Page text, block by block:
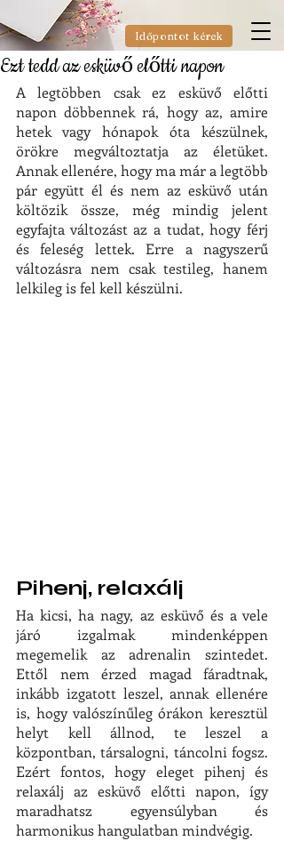
Időpontot kérek
Ezt tedd az esküvő előtti napon
A legtöbben csak ez esküvő előtti
napon döbbennek rá, hogy az, amire
hetek vagy hónapok óta készülnek,
örökre megváltoztatja az életüket.
Annak ellenére, hogy ma már a legtöbb
pár együtt él és nem az esküvő után
költözik össze, még mindig jelent
egyfajta változást az a tudat, hogy férj
és feleség lettek. Erre a nagyszerű
változásra nem csak testileg, hanem
lelkileg is fel kell készülni.
Pihenj, relaxálj
Ha kicsi, ha nagy, az esküvő és a vele
járó izgalmak mindenképpen
megemelik az adrenalin szintedet.
Ettől nem érzed magad fáradtnak,
inkább izgatott leszel, annak ellenére
is, hogy valószínűleg órákon keresztül
helyt kell állnod, te leszel a
központban, társalogni, táncolni fogsz.
Ezért fontos, hogy eleget pihenj és
relaxálj az esküvő előtti napon, így
maradhatsz egyensúlyban és
harmonikus hangulatban mindvégig.